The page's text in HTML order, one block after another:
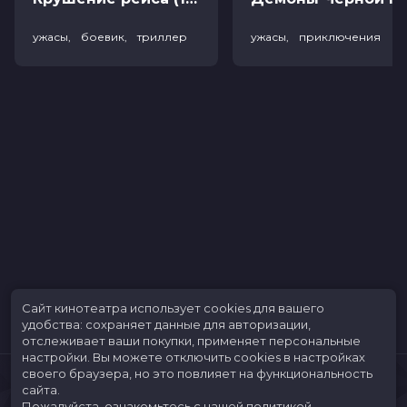
ужасы, боевик, триллер ужасы, приключения
Сайт кинотеатра использует cookies для вашего
удобства: сохраняет данные для авторизации,
отслеживает ваши покупки, применяет персональные
настройки. Вы можете отключить cookies в настройках
своего браузера, но это повлияет на функциональность
сайта.